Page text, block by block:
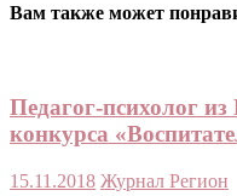
Вам также может
Педагог-психолог
конкурса
15.11.2018 Журнал Регион